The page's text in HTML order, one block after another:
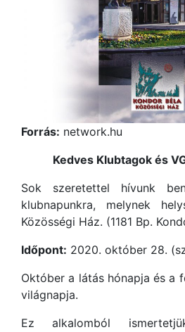
Forrás: network.hu
Kedves Klubtagok és
Sok szeretettel hívunk
klubnapunkra, melynek
Közösségi Ház. (1181 Bp.
Időpont: 2020. október 28.
Október a látás hónapja és a
világnapja.
Ez alkalomból